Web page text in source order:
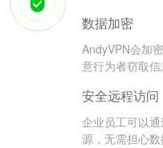
数据加密
AndyVPN会加
意行为者窃取信
安全远程访问
企业员工可以
源，无需担心数